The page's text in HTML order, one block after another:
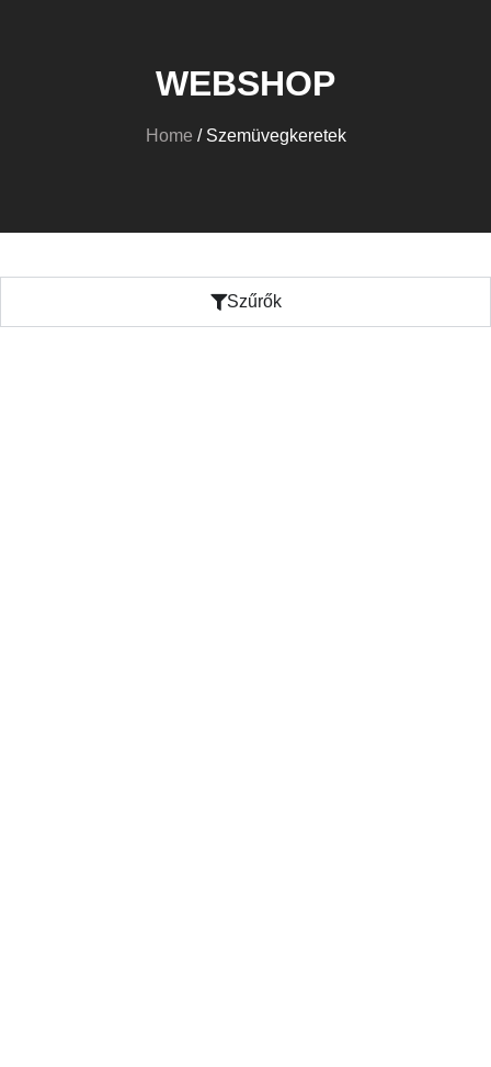
WEBSHOP
Home / Szemüvegkeretek
Szűrők